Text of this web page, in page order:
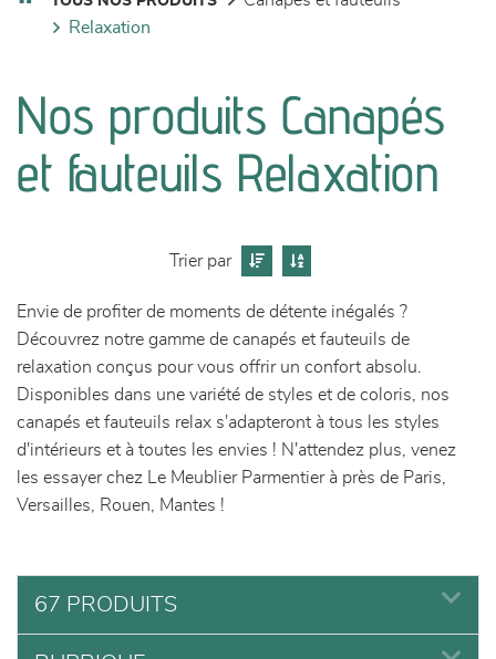
séjours
meubles de complément
décoration
relaxation
Nos produits Canapés
et fauteuils Relaxation
Trier par
Envie de profiter de moments de détente inégalés ?
Découvrez notre gamme de canapés et fauteuils de
relaxation conçus pour vous offrir un confort absolu.
Disponibles dans une variété de styles et de coloris, nos
canapés et fauteuils relax s'adapteront à tous les styles
d'intérieurs et à toutes les envies ! N'attendez plus, venez
les essayer chez Le Meublier Parmentier à près de Paris,
Versailles, Rouen, Mantes !
67 PRODUITS